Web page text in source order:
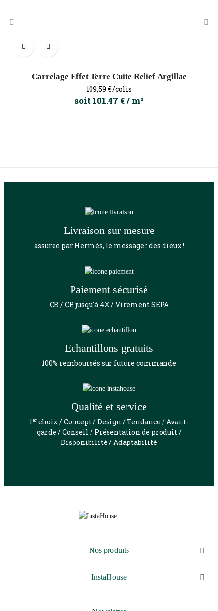
Carrelage Effet Terre Cuite Relief Argillae
Prix
109,59 €/colis
soit 101.47 € / m²
Livraison sur mesure
assurée par Hermès, le messager des dieux !
Paiement sécurisé
CB / CB jusqu'à 4X / Virement SEPA
Echantillons gratuits
100% remboursés sur future commande
Qualité et service
1er choix / Concept / Design / Tendance / Avant-
garde / Conseil / Présentation de produit /
Disponibilité / Adaptabilité
Nos produits 
InstaHouse 